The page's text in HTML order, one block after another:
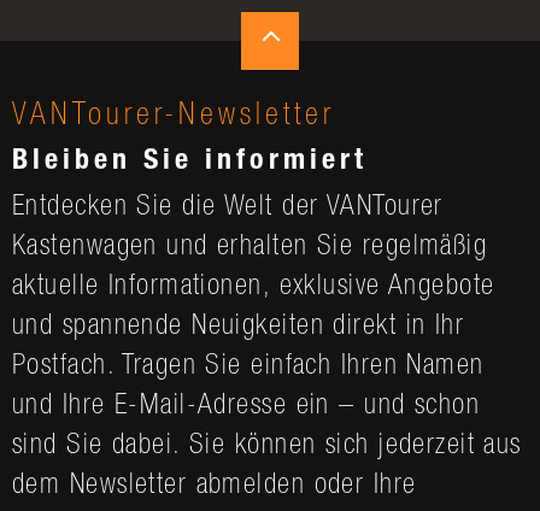
VANTourer-Newsletter
Bleiben Sie informiert
Entdecken Sie die Welt der VANTourer
Kastenwagen und erhalten Sie regelmäßig
aktuelle Informationen, exklusive Angebote
und spannende Neuigkeiten direkt in Ihr
Postfach. Tragen Sie einfach Ihren Namen
und Ihre E-Mail-Adresse ein – und schon
sind Sie dabei. Sie können sich jederzeit aus
dem Newsletter abmelden oder Ihre